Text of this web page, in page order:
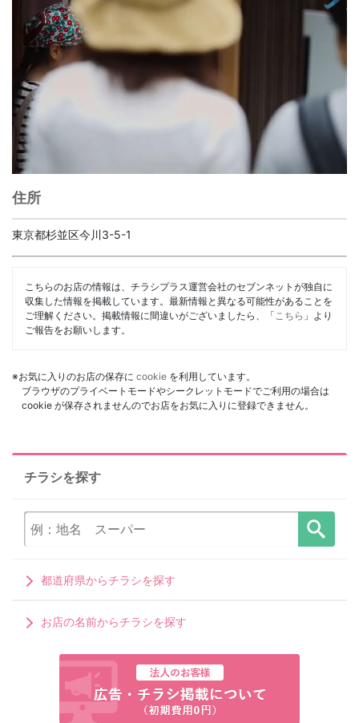
住所
東京都杉並区今川3-5-1
こちらのお店の情報は、チラシプラス運営会社のセブンネットが独自に
収集した情報を掲載しています。最新情報と異なる可能性があることを
ご理解ください。掲載情報に間違いがございましたら、「 こちら 」より
ご報告をお願いします。
※お気に入りのお店の保存に cookie を利用しています。
ブラウザのプライベートモードやシークレットモードでご利用の場合は
cookie が保存されませんのでお店をお気に入りに登録できません。
チラシを探す
都道府県からチラシを探す
お店の名前からチラシを探す